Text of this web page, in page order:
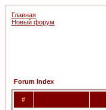
Главная
Новый форум
Forum Index
#